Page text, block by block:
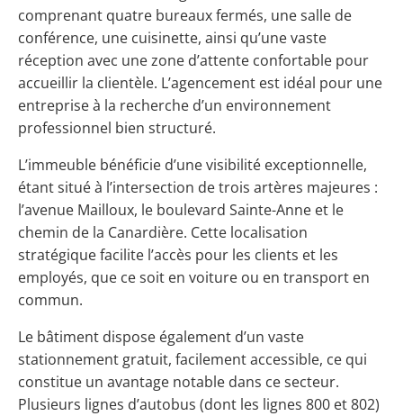
comprenant quatre bureaux fermés, une salle de
conférence, une cuisinette, ainsi qu’une vaste
réception avec une zone d’attente confortable pour
accueillir la clientèle. L’agencement est idéal pour une
entreprise à la recherche d’un environnement
professionnel bien structuré.
L’immeuble bénéficie d’une visibilité exceptionnelle,
étant situé à l’intersection de trois artères majeures :
l’avenue Mailloux, le boulevard Sainte-Anne et le
chemin de la Canardière. Cette localisation
stratégique facilite l’accès pour les clients et les
employés, que ce soit en voiture ou en transport en
commun.
Le bâtiment dispose également d’un vaste
stationnement gratuit, facilement accessible, ce qui
constitue un avantage notable dans ce secteur.
Plusieurs lignes d’autobus (dont les lignes 800 et 802)